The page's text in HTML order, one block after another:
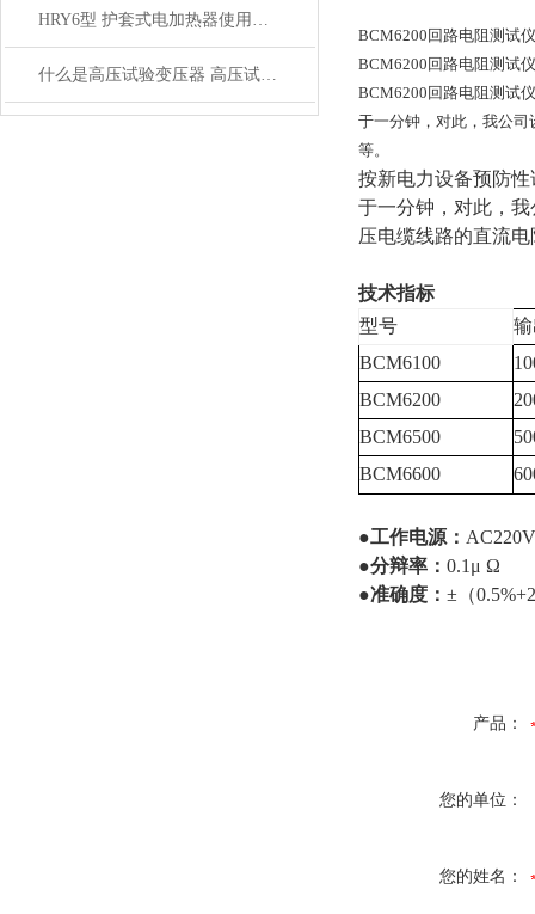
HRY6型 护套式电加热器使用维护及注意事项
什么是高压试验变压器 高压试验变压器有哪几种
BCM6200回路电阻测试仪
BCM6200回路电阻测试仪
BCM6200回路电阻测试
于一分钟，对此，我公
等。
按新电力设备预防
于一分钟，对此，
压电缆线路的直流
技术指标
型号
BCM6100
BCM6200
BCM6500
BCM6600
●工作电源： AC220V
●分辩率： 0.1μ Ω
●准确度： ±（0.5%+2
产品：
您的单位：
您的姓名：